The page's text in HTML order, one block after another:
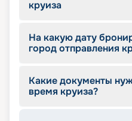
круиза
На какую дату
город отправления
Какие документы
время круиза?